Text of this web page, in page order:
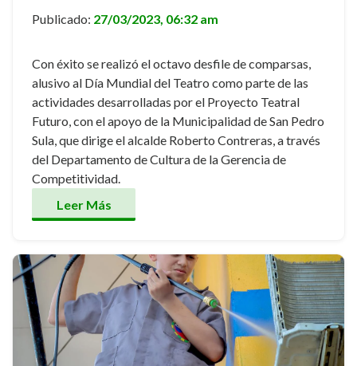
Publicado: 27/03/2023, 06:32 am
Con éxito se realizó el octavo desfile de comparsas,
alusivo al Día Mundial del Teatro como parte de las
actividades desarrolladas por el Proyecto Teatral
Futuro, con el apoyo de la Municipalidad de San Pedro
Sula, que dirige el alcalde Roberto Contreras, a través
del Departamento de Cultura de la Gerencia de
Competitividad.
Leer Más